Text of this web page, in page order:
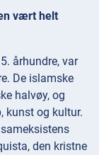
vært helt
århundre, var
De islamske
halvøy, og
kunst og kultur.
den kristne